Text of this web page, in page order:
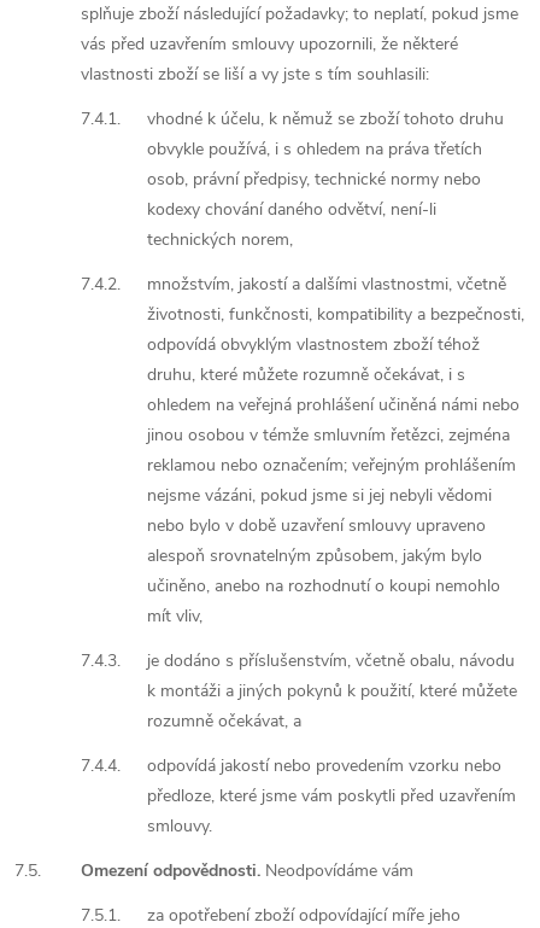
splňuje zboží následující požadavky; to neplatí, pokud jsme
vás před uzavřením smlouvy upozornili, že některé
vlastnosti zboží se liší a vy jste s tím souhlasili:
7.4.1.
vhodné k účelu, k němuž se zboží tohoto druhu
obvykle používá, i s ohledem na práva třetích
osob, právní předpisy, technické normy nebo
kodexy chování daného odvětví, není-li
technických norem,
7.4.2.
množstvím, jakostí a dalšími vlastnostmi, včetně
životnosti, funkčnosti, kompatibility a bezpečnosti,
odpovídá obvyklým vlastnostem zboží téhož
druhu, které můžete rozumně očekávat, i s
ohledem na veřejná prohlášení učiněná námi nebo
jinou osobou v témže smluvním řetězci, zejména
reklamou nebo označením; veřejným prohlášením
nejsme vázáni, pokud jsme si jej nebyli vědomi
nebo bylo v době uzavření smlouvy upraveno
alespoň srovnatelným způsobem, jakým bylo
učiněno, anebo na rozhodnutí o koupi nemohlo
mít vliv,
7.4.3.
je dodáno s příslušenstvím, včetně obalu, návodu
k montáži a jiných pokynů k použití, které můžete
rozumně očekávat, a
7.4.4.
odpovídá jakostí nebo provedením vzorku nebo
předloze, které jsme vám poskytli před uzavřením
smlouvy.
7.5.
Omezení odpovědnosti. Neodpovídáme vám
7.5.1.
za opotřebení zboží odpovídající míře jeho